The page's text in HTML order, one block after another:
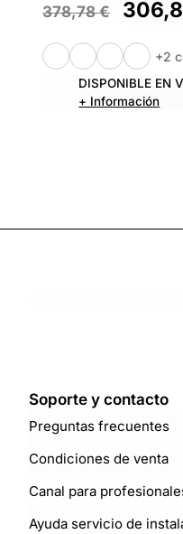
378,78€
+2
DISPONIBLE EN
+ Información
Soporte y contacto
Preguntas frecuentes
Condiciones de venta
Canal para
Ayuda servicio de